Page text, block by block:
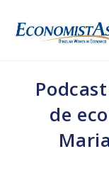
para
de